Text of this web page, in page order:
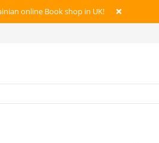
online Book shop in UK!